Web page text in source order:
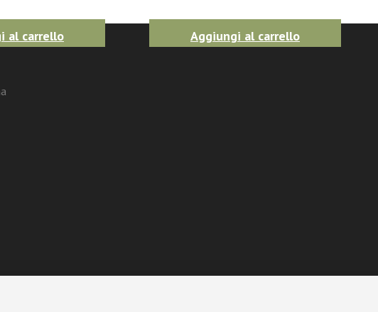
al carrello Aggiungi al carrello